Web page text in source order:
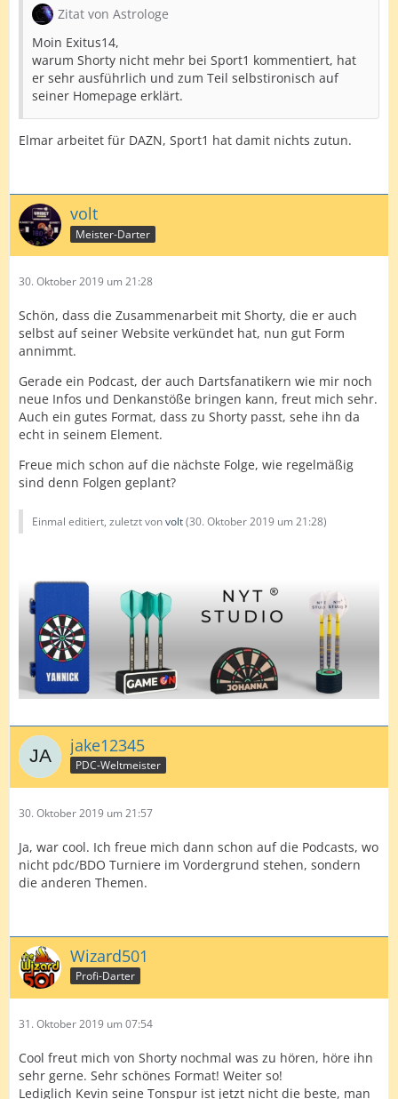
Zitat von Astrologe
Moin Exitus14,
warum Shorty nicht mehr bei Sport1 kommentiert, hat
er sehr ausführlich und zum Teil selbstironisch auf
seiner Homepage erklärt.
Elmar arbeitet für DAZN, Sport1 hat damit nichts zutun.
volt
Meister-Darter
30. Oktober 2019 um 21:28
Schön, dass die Zusammenarbeit mit Shorty, die er auch
selbst auf seiner Website verkündet hat, nun gut Form
annimmt.
Gerade ein Podcast, der auch Dartsfanatikern wie mir noch
neue Infos und Denkanstöße bringen kann, freut mich sehr.
Auch ein gutes Format, dass zu Shorty passt, sehe ihn da
echt in seinem Element.
Freue mich schon auf die nächste Folge, wie regelmäßig
sind denn Folgen geplant?
Einmal editiert, zuletzt vonvolt(30. Oktober 2019 um 21:28)
jake12345
PDC-Weltmeister
30. Oktober 2019 um 21:57
Ja, war cool. Ich freue mich dann schon auf die Podcasts, wo
nicht pdc/BDO Turniere im Vordergrund stehen, sondern
die anderen Themen.
Wizard501
Profi-Darter
31. Oktober 2019 um 07:54
Cool freut mich von Shorty nochmal was zu hören, höre ihn
sehr gerne. Sehr schönes Format! Weiter so!
Lediglich Kevin seine Tonspur ist jetzt nicht die beste, man